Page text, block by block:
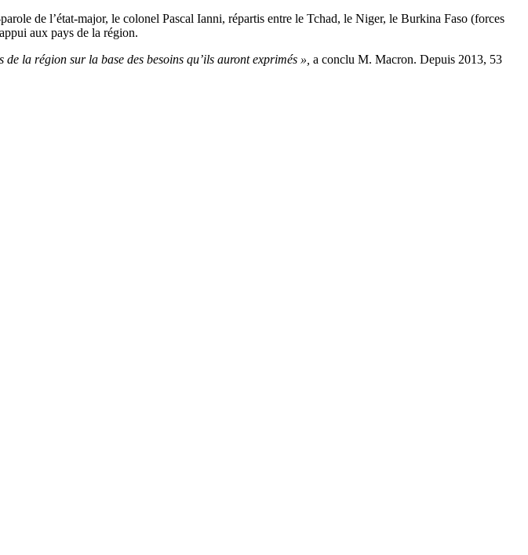
de l’état-major, le colonel Pascal Ianni, répartis entre le Tchad, le Niger, le Burkina Faso (forces
aux pays de la région.
la région sur la base des besoins qu’ils auront exprimés », a conclu M. Macron. Depuis 2013, 53